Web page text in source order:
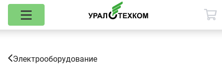
Электрооборудование